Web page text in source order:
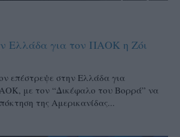
Ελλάδα για τον ΠΑΟΚ η Ζόι
επέστρεψε στην Ελλάδα για
με τον “Δικέφαλο του Βορρά” να
της Αμερικανίδας...